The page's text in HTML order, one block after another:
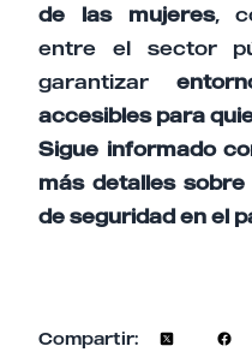
de las mujeres,
entre el sector
garantizar
accesibles para
Sigue informado
más detalles
de seguridad en el
Compartir: